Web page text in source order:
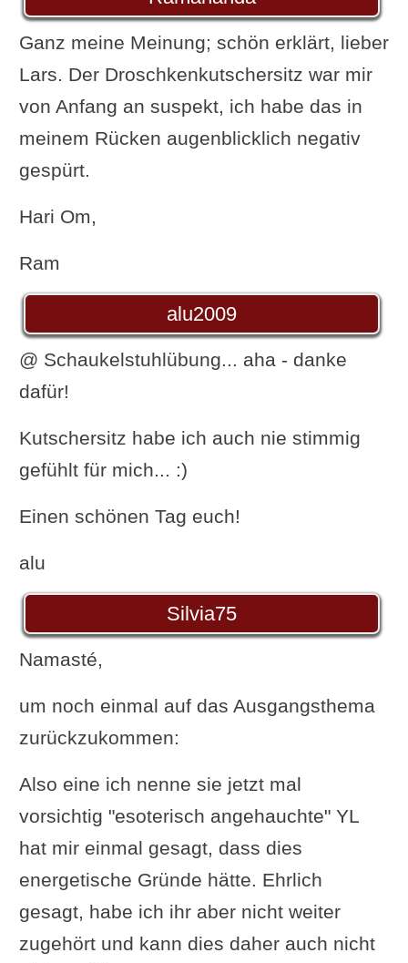
Ganz meine Meinung; schön erklärt, lieber
Lars. Der Droschkenkutschersitz war mir
von Anfang an suspekt, ich habe das in
meinem Rücken augenblicklich negativ
gespürt.
Hari Om,
Ram
alu2009
@ Schaukelstuhlübung... aha - danke
dafür!
Kutschersitz habe ich auch nie stimmig
gefühlt für mich... :)
Einen schönen Tag euch!
alu
Silvia75
Namasté,
um noch einmal auf das Ausgangsthema
zurückzukommen:
Also eine ich nenne sie jetzt mal
vorsichtig "esoterisch angehauchte" YL
hat mir einmal gesagt, dass dies
energetische Gründe hätte. Ehrlich
gesagt, habe ich ihr aber nicht weiter
zugehört und kann dies daher auch nicht